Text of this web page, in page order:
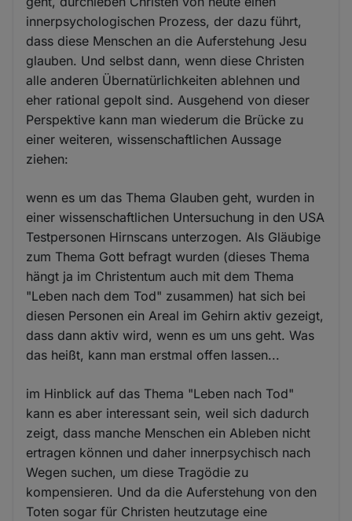
innerpsychologischen Prozess, der dazu führt,
dass diese Menschen an die Auferstehung Jesu
glauben. Und selbst dann, wenn diese Christen
alle anderen Übernatürlichkeiten ablehnen und
eher rational gepolt sind. Ausgehend von dieser
Perspektive kann man wiederum die Brücke zu
einer weiteren, wissenschaftlichen Aussage
ziehen:
wenn es um das Thema Glauben geht, wurden in
einer wissenschaftlichen Untersuchung in den USA
Testpersonen Hirnscans unterzogen. Als Gläubige
zum Thema Gott befragt wurden (dieses Thema
hängt ja im Christentum auch mit dem Thema
"Leben nach dem Tod" zusammen) hat sich bei
diesen Personen ein Areal im Gehirn aktiv gezeigt,
dass dann aktiv wird, wenn es um uns geht. Was
das heißt, kann man erstmal offen lassen...
im Hinblick auf das Thema "Leben nach Tod"
kann es aber interessant sein, weil sich dadurch
zeigt, dass manche Menschen ein Ableben nicht
ertragen können und daher innerpsychisch nach
Wegen suchen, um diese Tragödie zu
kompensieren. Und da die Auferstehung von den
Toten sogar für Christen heutzutage eine